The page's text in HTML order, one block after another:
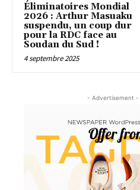
Éliminatoires Mondial
2026 : Arthur Masuaku
suspendu, un coup dur
pour la RDC face au
Soudan du Sud !
4 septembre 2025
- Advertisement -